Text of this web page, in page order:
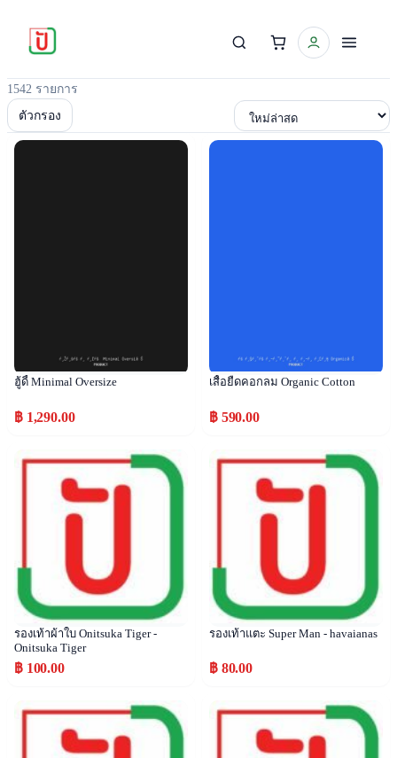
1542 รายการ
ตัวกรอง เรียงตาม
ฮู้ดี้ Minimal Oversize
฿ 1,290.00
เสื้อยืดคอกลม Organic Cotton
฿ 590.00
Popular
รองเท้าผ้าใบ Onitsuka Tiger -
Onitsuka Tiger
฿ 100.00
Popular
รองเท้าแตะ Super Man - havaianas
฿ 80.00
Popular Popular